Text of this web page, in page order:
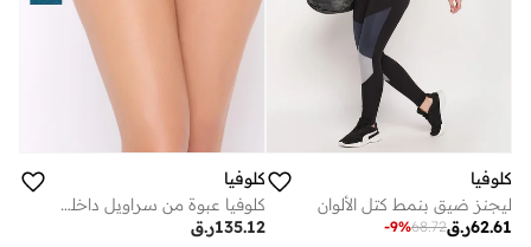
كلوفيا
ليجنز ضيق بنمط كتل الألوان
ر.ق62.61
68.72
-9%
كلوفيا
كلوفيا عبوة من سراويل داخلية بيكيني بخصر منخفض - قطن
ر.ق135.12